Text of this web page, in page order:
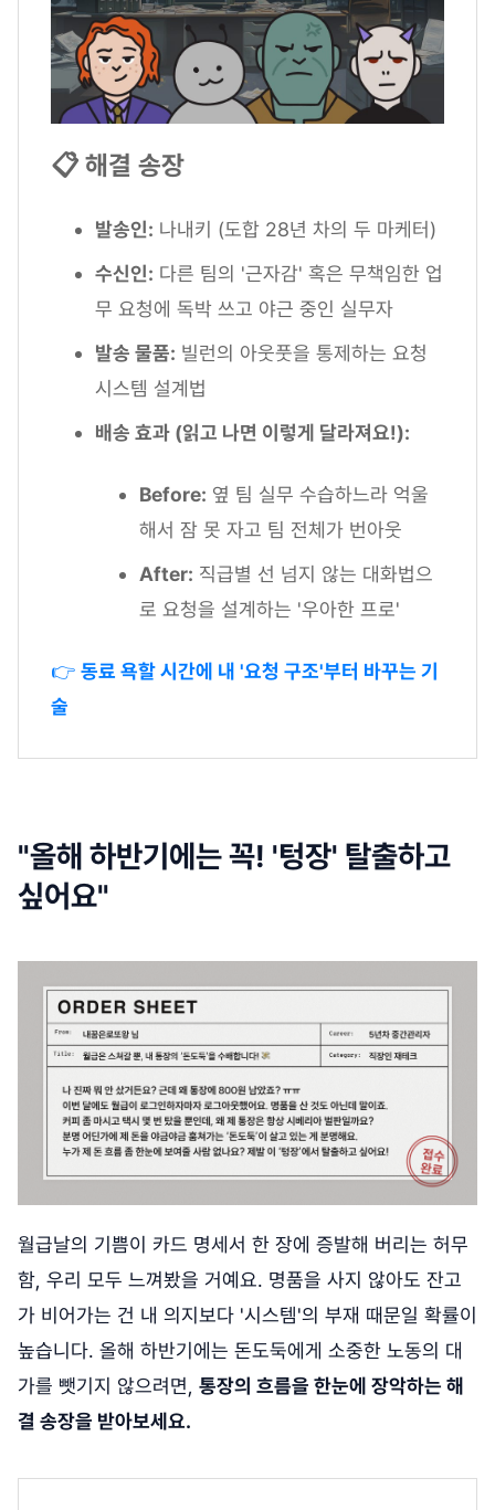
📋 해결 송장
발송인: 나내키 (도합 28년 차의 두 마케터)
수신인: 다른 팀의 '근자감' 혹은 무책임한 업
무 요청에 독박 쓰고 야근 중인 실무자
발송 물품: 빌런의 아웃풋을 통제하는 요청
시스템 설계법
배송 효과 (읽고 나면 이렇게 달라져요!):
Before: 옆 팀 실무 수습하느라 억울
해서 잠 못 자고 팀 전체가 번아웃
After: 직급별 선 넘지 않는 대화법으
로 요청을 설계하는 '우아한 프로'
👉 동료 욕할 시간에 내 '요청 구조'부터 바꾸는 기
술
"올해 하반기에는 꼭! '텅장' 탈출하고
싶어요"
월급날의 기쁨이 카드 명세서 한 장에 증발해 버리는 허무
함, 우리 모두 느껴봤을 거예요. 명품을 사지 않아도 잔고
가 비어가는 건 내 의지보다 '시스템'의 부재 때문일 확률이
높습니다. 올해 하반기에는 돈도둑에게 소중한 노동의 대
가를 뺏기지 않으려면, 통장의 흐름을 한눈에 장악하는 해
결 송장을 받아보세요.